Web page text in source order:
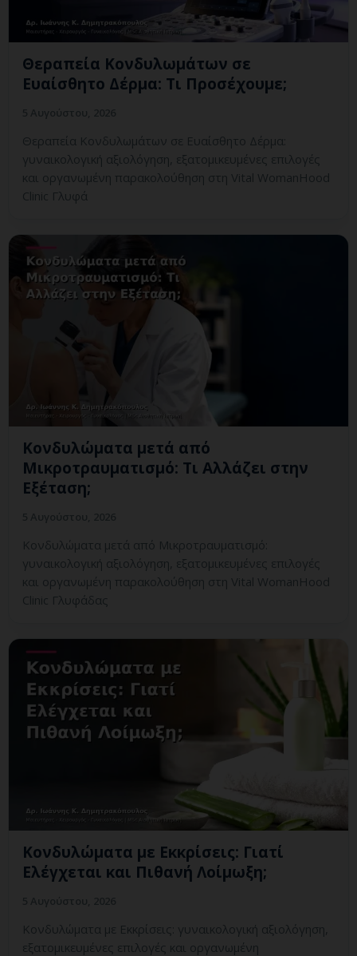
Θεραπεία Κονδυλωμάτων σε
Ευαίσθητο Δέρμα: Τι Προσέχουμε;
Θεραπεία Κονδυλωμάτων σε Ευαίσθητο Δέρμα:
γυναικολογική αξιολόγηση, εξατομικευμένες επιλογές
και οργανωμένη παρακολούθηση στη Vital WomanHood
Clinic Γλυφά
Κονδυλώματα μετά από
Μικροτραυματισμό: Τι Αλλάζει στην
Εξέταση;
Κονδυλώματα μετά από Μικροτραυματισμό:
γυναικολογική αξιολόγηση, εξατομικευμένες επιλογές
και οργανωμένη παρακολούθηση στη Vital WomanHood
Clinic Γλυφάδας
Κονδυλώματα με Εκκρίσεις: Γιατί
Ελέγχεται και Πιθανή Λοίμωξη;
Κονδυλώματα με Εκκρίσεις: γυναικολογική αξιολόγηση,
εξατομικευμένες επιλογές και οργανωμένη